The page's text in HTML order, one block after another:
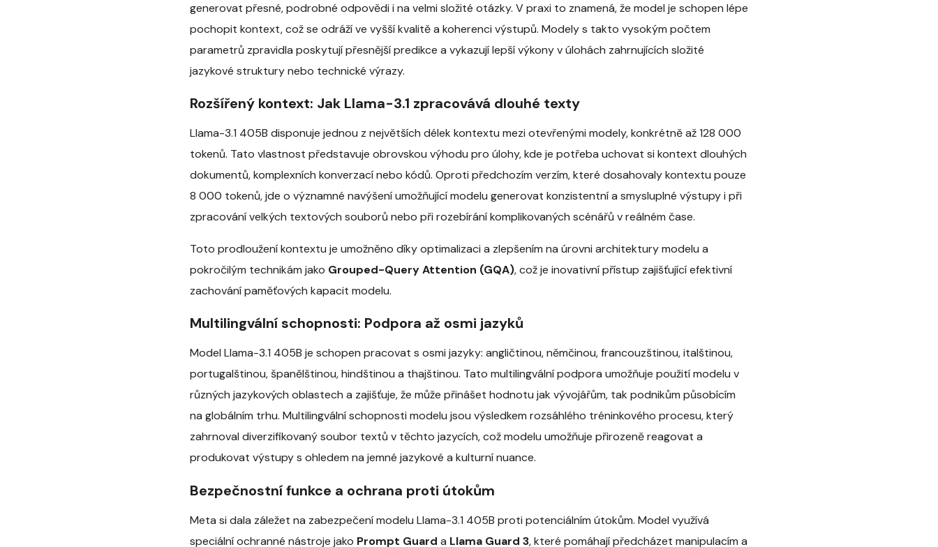
generovat přesné, podrobné odpovědi i na velmi složité otázky. V praxi to znamená, že model je schopen lépe
pochopit kontext, což se odráží ve vyšší kvalitě a koherenci výstupů. Modely s takto vysokým počtem
parametrů zpravidla poskytují přesnější predikce a vykazují lepší výkony v úlohách zahrnujících složité
jazykové struktury nebo technické výrazy.
Rozšířený kontext: Jak Llama-3.1 zpracovává dlouhé texty
Llama-3.1 405B disponuje jednou z největších délek kontextu mezi otevřenými modely, konkrétně až 128 000
tokenů. Tato vlastnost představuje obrovskou výhodu pro úlohy, kde je potřeba uchovat si kontext dlouhých
dokumentů, komplexních konverzací nebo kódů. Oproti předchozím verzím, které dosahovaly kontextu pouze
8 000 tokenů, jde o významné navýšení umožňující modelu generovat konzistentní a smysluplné výstupy i při
zpracování velkých textových souborů nebo při rozebírání komplikovaných scénářů v reálném čase.
Toto prodloužení kontextu je umožněno díky optimalizaci a zlepšením na úrovni architektury modelu a
pokročilým technikám jako Grouped-Query Attention (GQA), což je inovativní přístup zajišťující efektivní
zachování paměťových kapacit modelu.
Multilingvální schopnosti: Podpora až osmi jazyků
Model Llama-3.1 405B je schopen pracovat s osmi jazyky: angličtinou, němčinou, francouzštinou, italštinou,
portugalštinou, španělštinou, hindštinou a thajštinou. Tato multilingvální podpora umožňuje použití modelu v
různých jazykových oblastech a zajišťuje, že může přinášet hodnotu jak vývojářům, tak podnikům působícím
na globálním trhu. Multilingvální schopnosti modelu jsou výsledkem rozsáhlého tréninkového procesu, který
zahrnoval diverzifikovaný soubor textů v těchto jazycích, což modelu umožňuje přirozeně reagovat a
produkovat výstupy s ohledem na jemné jazykové a kulturní nuance.
Bezpečnostní funkce a ochrana proti útokům
Meta si dala záležet na zabezpečení modelu Llama-3.1 405B proti potenciálním útokům. Model využívá
speciální ochranné nástroje jako Prompt Guard a Llama Guard 3, které pomáhají předcházet manipulacím a